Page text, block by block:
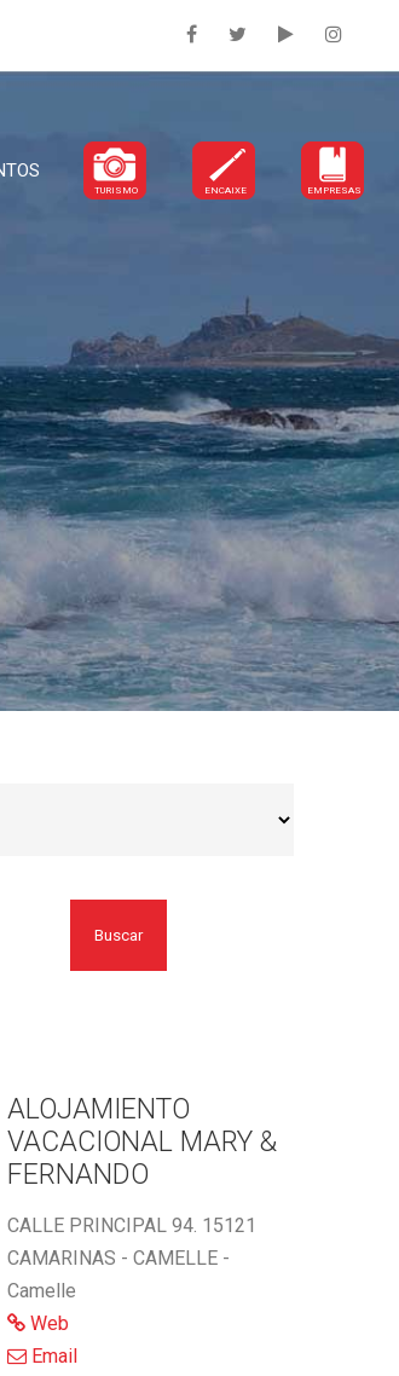
TURISMO ENCAIXE EMPRESAS
Buscar
ALOJAMIENTO
VACACIONAL MARY &
FERNANDO
CALLE PRINCIPAL 94. 15121
CAMARINAS - CAMELLE -
Camelle
Web
Email